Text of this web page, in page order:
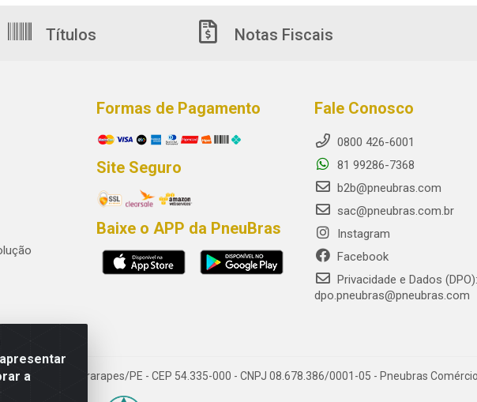
a
Títulos Notas Fiscais
Formas de Pagamento
Site Seguro
Baixe o APP da PneuBras
Fale Conosco
0800 426-6001
81 99286-7368
b2b@pneubras.com
sac@pneubras.com.br
Instagram
Facebook
Privacidade e Dados (DPO):
dpo.pneubras@pneubras.com
dos Guararapes/PE - CEP 54.335-000 - CNPJ 08.678.386/0001-05 - Pneubras